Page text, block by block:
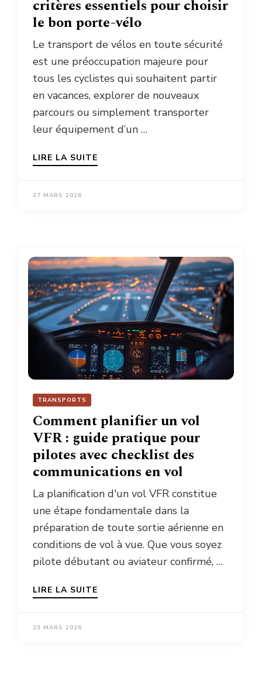
critères essentiels pour choisir
le bon porte-vélo
Le transport de vélos en toute sécurité
est une préoccupation majeure pour
tous les cyclistes qui souhaitent partir
en vacances, explorer de nouveaux
parcours ou simplement transporter
leur équipement d’un …
LIRE LA SUITE
27 MARS 2026
TRANSPORTS
Comment planifier un vol
VFR : guide pratique pour
pilotes avec checklist des
communications en vol
La planification d'un vol VFR constitue
une étape fondamentale dans la
préparation de toute sortie aérienne en
conditions de vol à vue. Que vous soyez
pilote débutant ou aviateur confirmé, …
LIRE LA SUITE
23 MARS 2026